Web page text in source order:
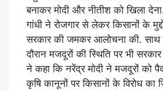
बनाकर मोदी और नीतीश को खिला
गांधी ने रोजगार से लेकर किसानों के
सरकार की जमकर आलोचना की. साथ
दौरान मजदूरों की स्थिति पर भी
ने कहा कि नरेंद्र मोदी ने मजदूरों को
कृषि कानूनों पर किसानों के विरोध का